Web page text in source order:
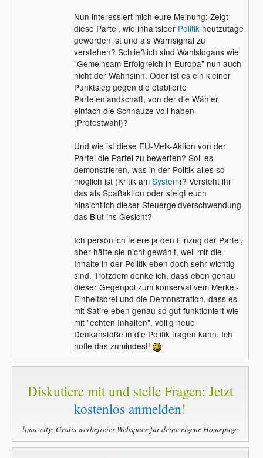
Nun interessiert mich eure Meinung: Zeigt
diese Partei, wie inhaltsleer Politik heutzutage
geworden ist und als Warnsignal zu
verstehen? Schließlich sind Wahlslogans wie
"Gemeinsam Erfolgreich in Europa" nun auch
nicht der Wahnsinn. Oder ist es ein kleiner
Punktsieg gegen die etablierte
Parteienlandschaft, von der die Wähler
einfach die Schnauze voll haben
(Protestwahl)?
Und wie ist diese EU-Melk-Aktion von der
Partei die Partei zu bewerten? Soll es
demonstrieren, was in der Politik alles so
möglich ist (Kritik am System)? Versteht ihr
das als Spaßaktion oder steigt euch
hinsichtlich dieser Steuergeldverschwendung
das Blut ins Gesicht?
Ich persönlich feiere ja den Einzug der Partei,
aber hätte sie nicht gewählt, weil mir die
Inhalte in der Politik eben doch sehr wichtig
sind. Trotzdem denke ich, dass eben genau
dieser Gegenpol zum konservativem Merkel-
Einheitsbrei und die Demonstration, dass es
mit Satire eben genau so gut funktioniert wie
mit "echten Inhalten", völlig neue
Denkanstöße in die Politik tragen kann. Ich
hoffe das zumindest!
Diskutiere mit und stelle Fragen: Jetzt
kostenlos anmelden!
lima-city: Gratis werbefreier Webspace für deine eigene Homepage